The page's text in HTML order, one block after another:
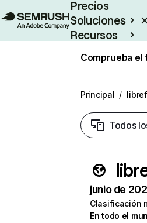
Precios
Soluciones
Recursos
Comprueba el
Principal /
Todos
junio de
Clasificación
En todo el